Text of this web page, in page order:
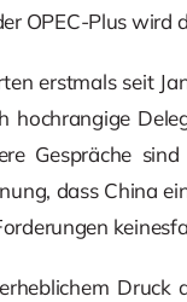
OPEC-Plus wird
erstmals seit
Gespräche
dass China
Druck